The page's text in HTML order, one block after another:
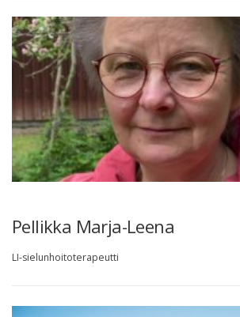
Pellikka Marja-Leena
LI-sielunhoitoterapeutti